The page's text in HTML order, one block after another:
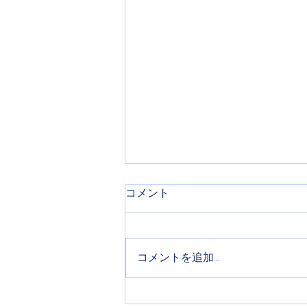
チェコ語講座
コメント
コメントを追加…